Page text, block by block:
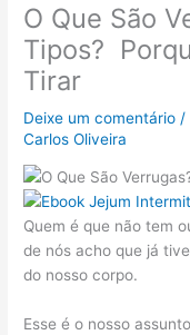
O Que São
Tipos?
Tirar
Deixe um comentário /
Carlos Oliveira
Quem é que não tem
de nós acho que já
do nosso corpo.
Esse é o nosso